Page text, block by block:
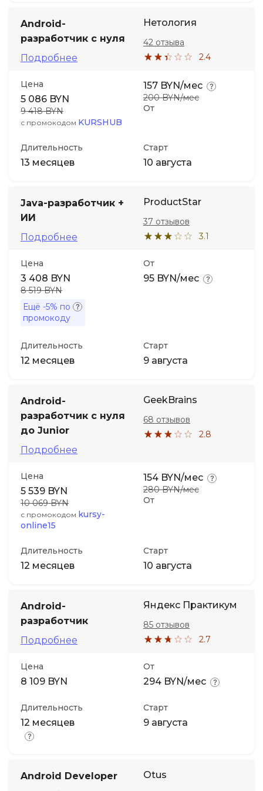
Android-
разработчик с нуля
Подробнее
Нетология
2.4
42 отзыва
Цена
5 086 BYN
9 418 BYN
с промокодом KURSHUB
От
157 BYN/мес
200 BYN/мес
Длительность
13 месяцев
Старт
10 августа
Java-разработчик +
ИИ
Подробнее
ProductStar
3.1
37 отзывов
Цена
3 408 BYN
8 519 BYN
Ещё -5% по
промокоду
От
95 BYN/мес
Длительность
12 месяцев
Старт
9 августа
Android-
разработчик с нуля
до Junior
Подробнее
GeekBrains
2.8
68 отзывов
Цена
5 539 BYN
10 069 BYN
с промокодом kursy-
online15
От
154 BYN/мес
280 BYN/мес
Длительность
12 месяцев
Старт
10 августа
Android-
разработчик
Подробнее
Яндекс Практикум
2.7
85 отзывов
Цена
8 109 BYN
От
294 BYN/мес
Длительность
12 месяцев
Старт
9 августа
Android Developer
Otus